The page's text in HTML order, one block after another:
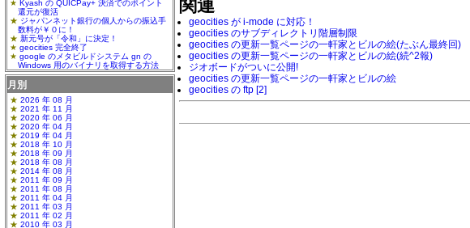
関連
geocities が i-mode に対応！
geocities のサブディレクトリ階層制限
geocities の更新一覧ページの一軒家とビルの絵(たぶん最終回)
geocities の更新一覧ページの一軒家とビルの絵(続^2報)
ジオボードがついに公開!
geocities の更新一覧ページの一軒家とビルの絵
geocities の ftp [2]
Kyash の QUICPay+ 決済でのポイント
還元が復活
ジャパンネット銀行の個人からの振込手
数料が￥０に！
新元号が「令和」に決定！
geocities 完全終了
google のメタビルドシステム gn の
Windows 用のバイナリを取得する方法
月別
2026 年 08 月
2021 年 11 月
2020 年 06 月
2020 年 04 月
2019 年 04 月
2018 年 10 月
2018 年 09 月
2018 年 08 月
2014 年 08 月
2011 年 09 月
2011 年 08 月
2011 年 04 月
2011 年 03 月
2011 年 02 月
2010 年 03 月